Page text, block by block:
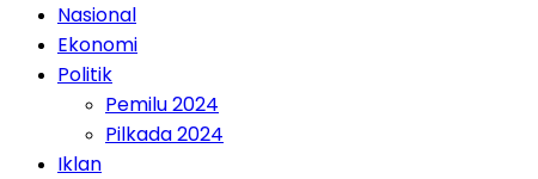
Nasional
Ekonomi
Politik
Pemilu 2024
Pilkada 2024
Iklan